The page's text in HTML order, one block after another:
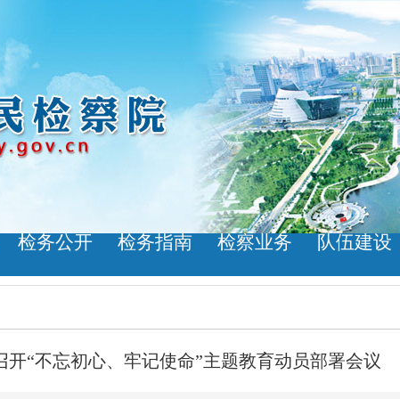
检务公开 检务指南 检察业务 队伍建设
开“不忘初心、牢记使命”主题教育动员部署会议